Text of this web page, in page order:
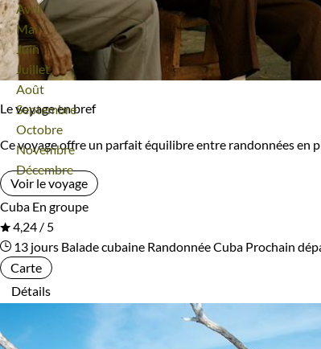
Avril
Mai
Juin
Juillet
Août
Septembre
Octobre
Novembre
Décembre
Le voyage en bref
Ce voyage offre un parfait équilibre entre randonnées en
Voir le voyage
Cuba En groupe
4,24 / 5
13 jours Balade cubaine Randonnée Cuba Prochain
Carte
Détails